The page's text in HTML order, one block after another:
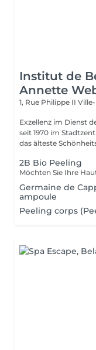
Institut de
Annette
1, Rue Philippe II
Exzellenz im Dienst der Schönheit!
seit 1970 im
das älteste
2B Bio Peeling
Germaine de
ampoule
Peeling corps